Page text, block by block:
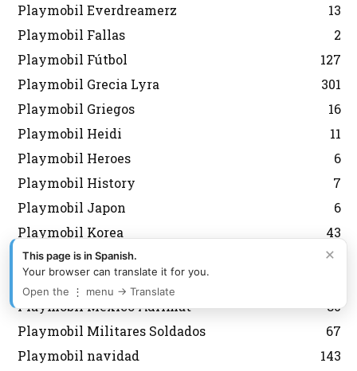
Playmobil Everdreamerz
13
Playmobil Fallas
2
Playmobil Fútbol
127
Playmobil Grecia Lyra
301
Playmobil Griegos
16
Playmobil Heidi
11
Playmobil Heroes
6
Playmobil History
7
Playmobil Japon
6
Playmobil Korea
43
Playmobil Magic
Playmobil medieval
Playmobil Mexico Aurimat
80
Playmobil Militares Soldados
67
Playmobil navidad
143
×
This page is in Spanish.
Your browser can translate it for you.
Open the ⋮ menu → Translate